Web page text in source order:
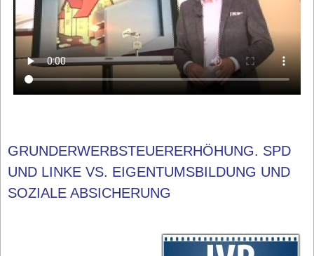
GRUNDERWERBSTEUERERHÖHUNG. SPD
UND LINKE VS. EIGENTUMSBILDUNG UND
SOZIALE ABSICHERUNG